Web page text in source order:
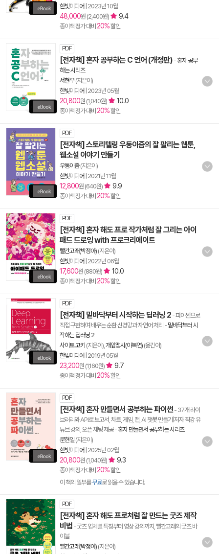
한빛미디어 2023년 10월
48,000원 (2,400원) 9.4
종이책 정가 대비 20%할인
PDF
[전자책] 혼자 공부하는 C 언어 (개정판) -혼자 공부
하는 시리즈
서현우(지은이)
한빛미디어 2023년 05월
20,800원 (1,040원) 10.0
종이책 정가 대비 20%할인
PDF
[전자책] 스토리텔링 우동이즘의 잘 팔리는 웹툰,
웹소설 이야기 만들기
우동이즘(지은이)
한빛미디어 2021년 11월
12,800원 (640원) 9.9
종이책 정가 대비 20%할인
PDF
[전자책] 혼자 해도 프로 작가처럼 잘 그리는 아이
패드 드로잉 with 프로크리에이트
빨간고래(박정아) (지은이)
한빛미디어 2022년 06월
17,600원 (880원) 10.0
종이책 정가 대비 20%할인
PDF
[전자책] 밑바닥부터 시작하는 딥러닝 2 - 파이썬으로
직접 구현하며 배우는 순환 신경망과 자연어 처리 - 밑바닥부터 시
작하는 딥러닝 2
사이토 고키 (지은이), 개앞맵시(이복연) (옮긴이)
한빛미디어 2019년 05월
23,200원 (1,160원) 9.7
종이책 정가 대비 20%할인
PDF
[전자책] 혼자 만들면서 공부하는 파이썬- 37개 라이
브러리와 API로 보고서, 차트, 게임, 맵, AI 챗봇 만들기|저자 직강 유
튜브 강의, 오픈 채팅 제공-혼자 만들면서 공부하는 시리즈
문현일 (지은이)
한빛미디어 2025년 02월
20,800원 (1,040원) 9.3
종이책 정가 대비 20%할인
이 책의 일부를무료로 읽을 수 있습니다.
PDF
[전자책] 혼자 해도 프로처럼 잘 만드는 굿즈 제작
비법 - 굿즈 업체별 특징부터 영상 강의까지, 빨간고래의 굿즈 바
이블
빨간고래(박정아) (지은이)